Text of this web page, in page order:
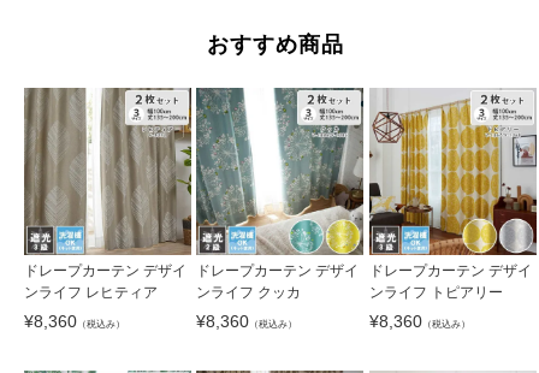
おすすめ商品
ドレープカーテン デザイ
ンライフ レヒティア
¥8,360 （税込み）
ドレープカーテン デザイ
ンライフ クッカ
¥8,360 （税込み）
ドレープカーテン デザイ
ンライフ トピアリー
¥8,360（税込み）